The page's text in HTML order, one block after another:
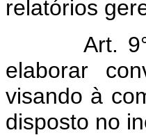
relatórios
Art. 9° 0
elaborar
visando à
disposto no